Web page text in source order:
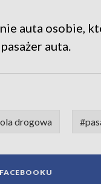
auta osobie,
auta.
drogowa